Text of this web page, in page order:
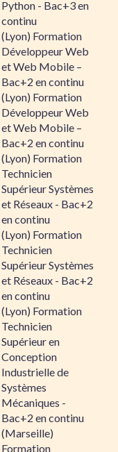
Python - Bac+3 en
continu
(Lyon) Formation
Développeur Web
et Web Mobile –
Bac+2 en continu
(Lyon) Formation
Développeur Web
et Web Mobile –
Bac+2 en continu
(Lyon) Formation
Technicien
Supérieur Systèmes
et Réseaux - Bac+2
en continu
(Lyon) Formation
Technicien
Supérieur Systèmes
et Réseaux - Bac+2
en continu
(Lyon) Formation
Technicien
Supérieur en
Conception
Industrielle de
Systèmes
Mécaniques -
Bac+2 en continu
(Marseille)
Formation